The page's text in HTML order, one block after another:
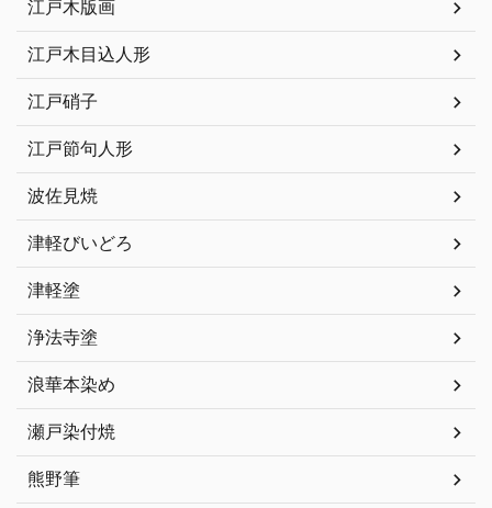
江戸木版画
江戸木目込人形
江戸硝子
江戸節句人形
波佐見焼
津軽びいどろ
津軽塗
浄法寺塗
浪華本染め
瀬戸染付焼
熊野筆